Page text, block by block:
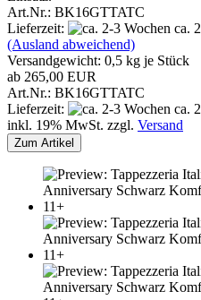
Art.Nr.: BK16GTTATC
Lieferzeit:
ca.
(Ausland abweichend)
Versandgewicht: 0,5 kg je Stück
ab 265,00 EUR
Art.Nr.: BK16GTTATC
Lieferzeit:
ca.
inkl. 19% MwSt. zzgl. Versand
Zum Artikel